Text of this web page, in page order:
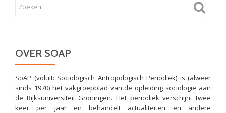
OVER SOAP
SoAP (voluit: Sociologisch Antropologisch Periodiek) is (alweer
sinds 1970) het vakgroepblad van de opleiding sociologie aan
de Rijksuniversiteit Groningen. Het periodiek verschijnt twee
keer per jaar en behandelt actualiteiten en andere